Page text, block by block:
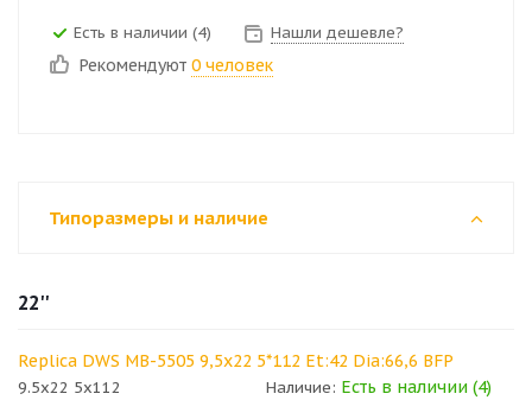
Есть в наличии (4) Нашли дешевле?
Рекомендуют 0 человек
Типоразмеры и наличие
22''
Replica DWS MB-5505 9,5x22 5*112 Et:42 Dia:66,6 BFP
9.5x22 5x112 Наличие: Есть в наличии (4)